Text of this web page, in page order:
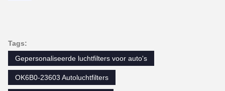
Tags:
Gepersonaliseerde luchtfilters voor auto's
OK6B0-23603 Autoluchtfilters